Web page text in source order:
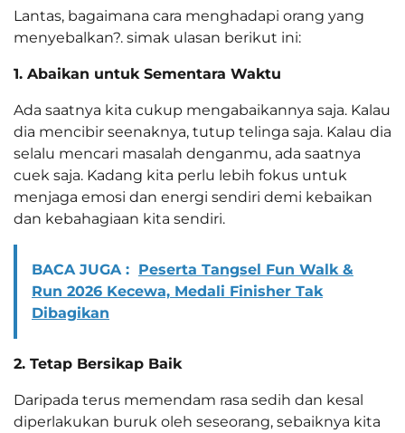
Lantas, bagaimana cara menghadapi orang yang
menyebalkan?. simak ulasan berikut ini:
1. Abaikan untuk Sementara Waktu
Ada saatnya kita cukup mengabaikannya saja. Kalau
dia mencibir seenaknya, tutup telinga saja. Kalau dia
selalu mencari masalah denganmu, ada saatnya
cuek saja. Kadang kita perlu lebih fokus untuk
menjaga emosi dan energi sendiri demi kebaikan
dan kebahagiaan kita sendiri.
BACA JUGA : Peserta Tangsel Fun Walk &
Run 2026 Kecewa, Medali Finisher Tak
Dibagikan
2. Tetap Bersikap Baik
Daripada terus memendam rasa sedih dan kesal
diperlakukan buruk oleh seseorang, sebaiknya kita